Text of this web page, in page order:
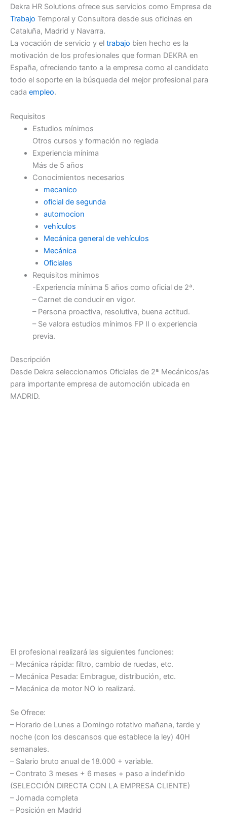
Dekra HR Solutions ofrece sus servicios como Empresa de
Trabajo Temporal y Consultora desde sus oficinas en
Cataluña, Madrid y Navarra.
La vocación de servicio y el trabajo bien hecho es la
motivación de los profesionales que forman DEKRA en
España, ofreciendo tanto a la empresa como al candidato
todo el soporte en la búsqueda del mejor profesional para
cada empleo.
Requisitos
Estudios mínimos
Otros cursos y formación no reglada
Experiencia mínima
Más de 5 años
Conocimientos necesarios
mecanico
oficial de segunda
automocion
vehículos
Mecánica general de vehículos
Mecánica
Oficiales
Requisitos mínimos
-Experiencia mínima 5 años como oficial de 2ª.
– Carnet de conducir en vigor.
– Persona proactiva, resolutiva, buena actitud.
– Se valora estudios mínimos FP II o experiencia
previa.
Descripción
Desde Dekra seleccionamos Oficiales de 2ª Mecánicos/as
para importante empresa de automoción ubicada en
MADRID.
El profesional realizará las siguientes funciones:
– Mecánica rápida: filtro, cambio de ruedas, etc.
– Mecánica Pesada: Embrague, distribución, etc.
– Mecánica de motor NO lo realizará.
Se Ofrece:
– Horario de Lunes a Domingo rotativo mañana, tarde y
noche (con los descansos que establece la ley) 40H
semanales.
– Salario bruto anual de 18.000 + variable.
– Contrato 3 meses + 6 meses + paso a indefinido
(SELECCIÓN DIRECTA CON LA EMPRESA CLIENTE)
– Jornada completa
– Posición en Madrid